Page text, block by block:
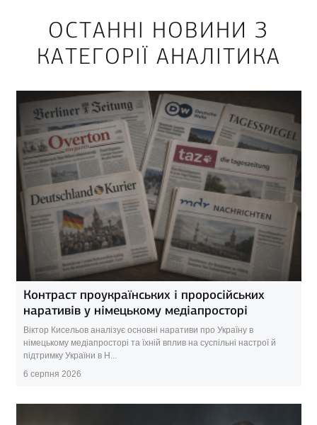
ОСТАННІ НОВИНИ З
КАТЕГОРІЇ АНАЛІТИКА
Контраст проукраїнських і проросійських
наративів у німецькому медіапросторі
Віктор Кисельов аналізує основні наративи про Україну в
німецькому медіапросторі та їхній вплив на суспільні настрої й
підтримку України в Н...
6 серпня 2026